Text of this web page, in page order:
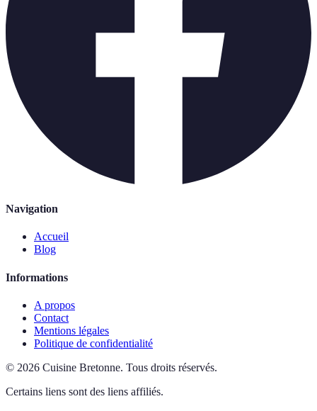
Navigation
Accueil
Blog
Informations
A propos
Contact
Mentions légales
Politique de confidentialité
© 2026 Cuisine Bretonne. Tous droits réservés.
Certains liens sont des liens affiliés.